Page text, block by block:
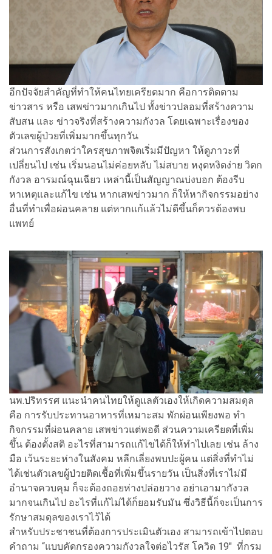
อีกปัจจัยสำคัญที่ทำให้คนไทยเครียดมาก คือการติดตาม
ข่าวสาร หรือ เสพข่าวมากเกินไป ทั้งข่าวปลอมที่สร้างความ
สับสน และ ข่าวจริงที่สร้างความกังวล โดยเฉพาะเรื่องของ
ตัวเลขผู้ป่วยที่เพิ่มมากขึ้นทุกวัน
ส่วนการสังเกตว่าใครสุขภาพจิตเริ่มมีปัญหา ให้ดูภาวะที่
เปลี่ยนไป เช่น เริ่มนอนไม่ค่อยหลับ ไม่สบาย หงุดหงิดง่าย วิตก
กังวล อารมณ์ฉุนเฉียว เหล่านี้เป็นสัญญาณบ่งบอก ต้องรีบ
หาเหตุและแก้ไข เช่น หากเสพข่าวมาก ก็ให้หากิจกรรมอย่าง
อื่นที่ทำเพื่อผ่อนคลาย แต่หากแก้แล้วไม่ดีขึ้นก็ควรต้องพบ
แพทย์
นพ.ปริทรรศ แนะนำคนไทยให้ดูแลตัวเองให้เกิดความสมดุล
คือ การรับประทานอาหารที่เหมาะสม พักผ่อนเพียงพอ ทำ
กิจกรรมที่ผ่อนคลาย เสพข่าวแต่พอดี ส่วนความเครียดที่เพิ่ม
ขึ้น ต้องตั้งสติ อะไรที่สามารถแก้ไขได้ก็ให้ทำไปเลย เช่น ล้าง
มือ เว้นระยะห่างในสังคม หลีกเลี่ยงพบปะผู้คน แต่สิ่งที่ทำไม่
ได้เช่นตัวเลขผู้ป่วยติดเชื้อที่เพิ่มขึ้นรายวัน เป็นสิ่งที่เราไม่มี
อำนาจควบคุม ก็จะต้องถอยห่างปล่อยวาง อย่าเอามากังวล
มากจนเกินไป อะไรที่แก้ไม่ได้ก็ยอมรับมัน ซึ่งวิธีนี้ก็จะเป็นการ
รักษาสมดุลของเราไว้ได้
สำหรับประชาชนที่ต้องการประเมินตัวเอง สามารถเข้าไปตอบ
คำถาม “แบบคัดกรองความกังวลใจต่อไวรัส โควิด 19" ที่กรม